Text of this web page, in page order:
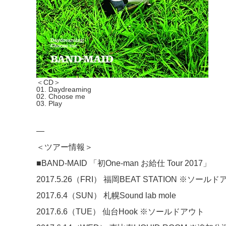
＜CD＞
01. Daydreaming
02. Choose me
03. Play
—
＜ツアー情報＞
■BAND-MAID 「初One-man お給仕 Tour 2017」
2017.5.26（FRI） 福岡BEAT STATION ※ソールド
2017.6.4（SUN） 札幌Sound lab mole
2017.6.6（TUE） 仙台Hook ※ソールドアウト